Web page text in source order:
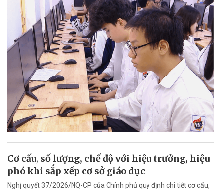
Cơ cấu, số lượng, chế độ với hiệu trưởng, hiệu
phó khi sắp xếp cơ sở giáo dục
Nghị quyết 37/2026/NQ-CP của Chính phủ quy định chi tiết cơ cấu,